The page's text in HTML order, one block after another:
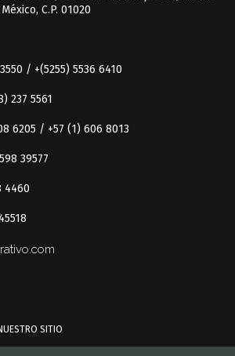
C.P. 01020
/ +(5255) 5536 6410
237 5561
6205 / +57 (1) 606 8013
39577
4460
SITIO